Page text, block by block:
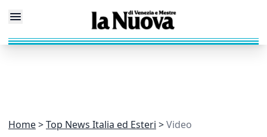
Home Top News Italia ed Esteri Video